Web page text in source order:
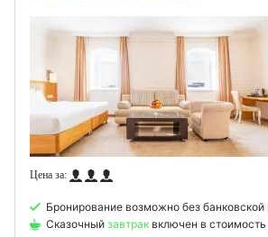
Бронирование возможно без банковской
Сказочный завтрак включен в стоимость